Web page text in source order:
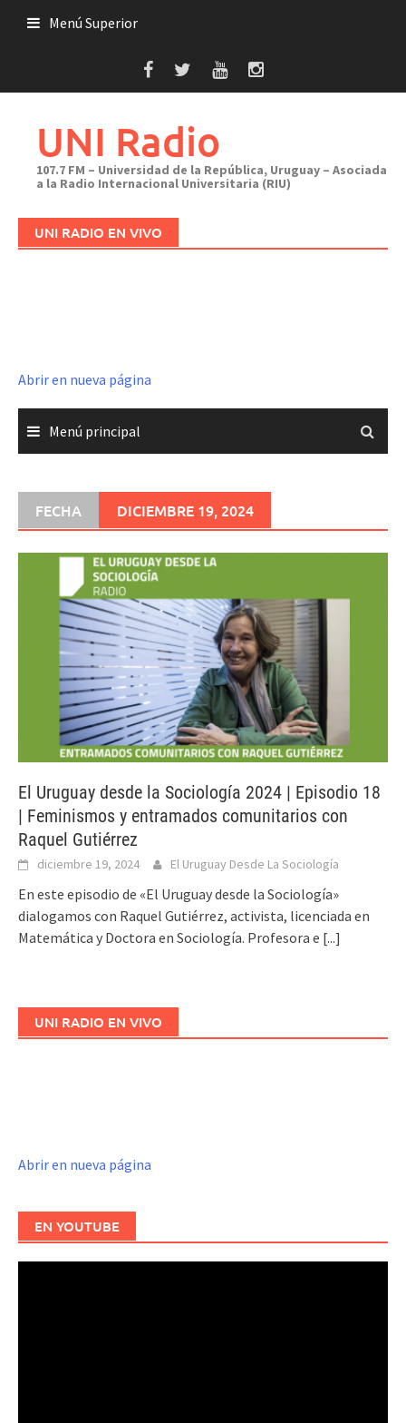
Menú Superior
UNI Radio
107.7 FM – Universidad de la República, Uruguay – Asociada
a la Radio Internacional Universitaria (RIU)
UNI RADIO EN VIVO
Abrir en nueva página
Menú principal
FECHA DICIEMBRE 19, 2024
El Uruguay desde la Sociología 2024 | Episodio 18
| Feminismos y entramados comunitarios con
Raquel Gutiérrez
diciembre 19, 2024 El Uruguay Desde La Sociología
En este episodio de «El Uruguay desde la Sociología»
dialogamos con Raquel Gutiérrez, activista, licenciada en
Matemática y Doctora en Sociología. Profesora e [...]
UNI RADIO EN VIVO
Abrir en nueva página
EN YOUTUBE